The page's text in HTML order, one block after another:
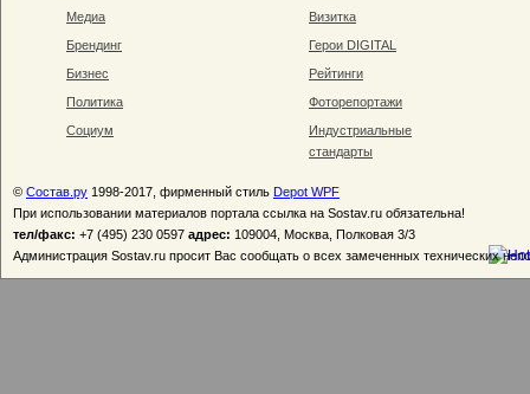
Медиа
Брендинг
Бизнес
Политика
Социум
Визитка
Герои DIGITAL
Рейтинги
Фоторепортажи
Индустриальные
стандарты
© Состав.ру 1998-2017, фирменный стиль Depot WPF
При использовании материалов портала ссылка на Sostav.ru обязательна!
тел/факс: +7 (495) 230 0597 адрес: 109004, Москва, Полковая 3/3
Администрация Sostav.ru просит Вас сообщать о всех замеченных технических